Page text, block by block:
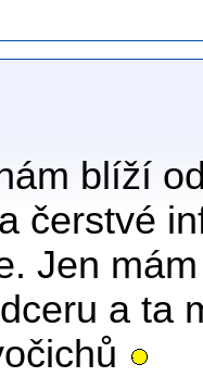
blíží
čerstvé
Jen
a ta